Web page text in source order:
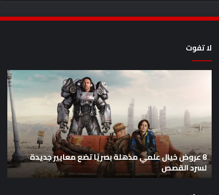
لا تفوت
مذهلة
بصريًا
تضع
معايير
جديدة
لسرد
القصص
8 عروض خيال علمي مذهلة بصريًا تضع معايير جديدة
لسرد القصص